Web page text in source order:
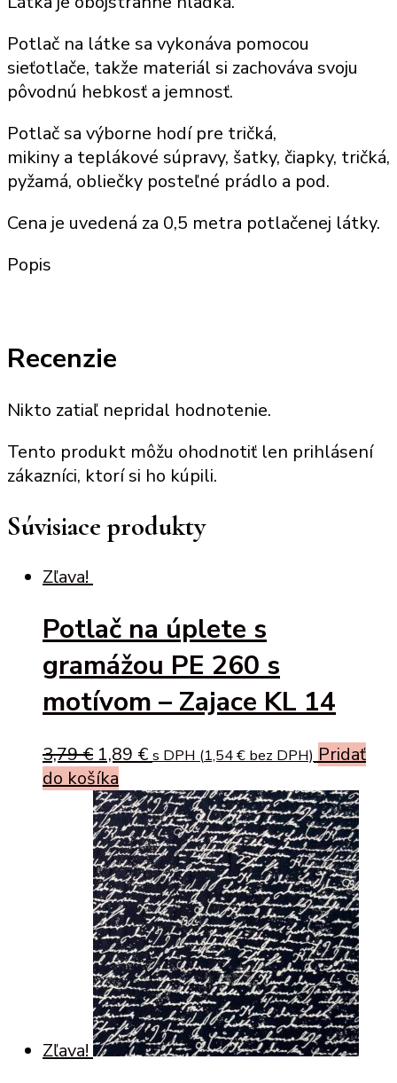
Potlač na látke sa vykonáva pomocou
sieťotlače, takže materiál si zachováva svoju
pôvodnú hebkosť a jemnosť.
Potlač sa výborne hodí pre tričká,
mikiny a teplákové súpravy, šatky, čiapky, tričká,
pyžamá, obliečky posteľné prádlo a pod.
Cena je uvedená za 0,5 metra potlačenej látky.
Popis
Recenzie
Nikto zatiaľ nepridal hodnotenie.
Tento produkt môžu ohodnotiť len prihlásení
zákazníci, ktorí si ho kúpili.
Súvisiace produkty
Zľava!
Potlač na úplete s
gramážou PE 260 s
motívom – Zajace KL 14
3,79€ Original
price
was:
3,79 €.
1,89 €Current
is:
1,89 €.
s DPH (1,54€ bez DPH) Pridať
do košíka
Zľava!